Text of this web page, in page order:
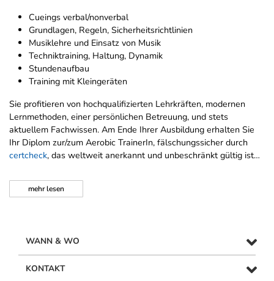
Cueings verbal/nonverbal
Grundlagen, Regeln, Sicherheitsrichtlinien
Musiklehre und Einsatz von Musik
Techniktraining, Haltung, Dynamik
Stundenaufbau
Training mit Kleingeräten
Sie profitieren von hochqualifizierten Lehrkräften, modernen
Lernmethoden, einer persönlichen Betreuung, und stets
aktuellem Fachwissen. Am Ende Ihrer Ausbildung erhalten Sie
Ihr Diplom zur/zum Aerobic TrainerIn, fälschungssicher durch
certcheck, das weltweit anerkannt und unbeschränkt gültig ist…
mehrlesen
WANN & WO
KONTAKT